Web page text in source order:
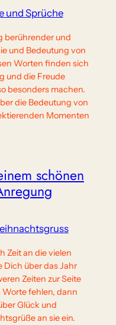
und Sprüche
berührender und
und Bedeutung von
Worten finden sich
und die Freude
besonders machen.
die Bedeutung von
Momenten
schönen
Zeit an die vielen
Dich über das Jahr
Zeiten zur Seite
fehlen, dann
Glück und
an sie ein.